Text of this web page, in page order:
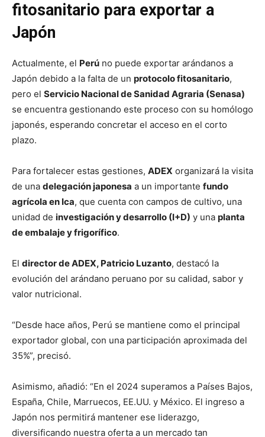
fitosanitario para exportar a
Japón
Actualmente, el Perú no puede exportar arándanos a
Japón debido a la falta de un protocolo fitosanitario,
pero el Servicio Nacional de Sanidad Agraria (Senasa)
se encuentra gestionando este proceso con su homólogo
japonés, esperando concretar el acceso en el corto
plazo.
Para fortalecer estas gestiones, ADEX organizará la visita
de una delegación japonesa a un importante fundo
agrícola en Ica, que cuenta con campos de cultivo, una
unidad de investigación y desarrollo (I+D) y una planta
de embalaje y frigorífico.
El director de ADEX, Patricio Luzanto, destacó la
evolución del arándano peruano por su calidad, sabor y
valor nutricional.
“Desde hace años, Perú se mantiene como el principal
exportador global, con una participación aproximada del
35%”, precisó.
Asimismo, añadió: “En el 2024 superamos a Países Bajos,
España, Chile, Marruecos, EE.UU. y México. El ingreso a
Japón nos permitirá mantener ese liderazgo,
diversificando nuestra oferta a un mercado tan